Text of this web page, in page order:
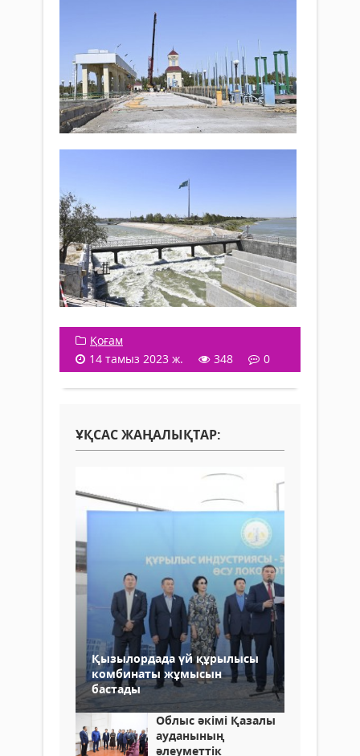
Қоғам
14 тамыз 2023 ж.
348 0
ҰҚСАС ЖАҢАЛЫҚТАР:
Қызылордада үй құрылысы
комбинаты жұмысын
бастады
Облыс әкімі Қазалы
ауданының
әлеуметтік